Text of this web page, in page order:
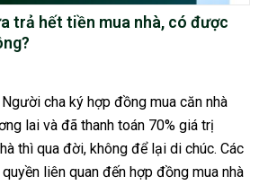
trả hết tiền mua nhà, có được
cha ký hợp đồng mua căn nhà
lai và đã thanh toán 70% giá trị
thì qua đời, không để lại di chúc. Các
liên quan đến hợp đồng mua nhà